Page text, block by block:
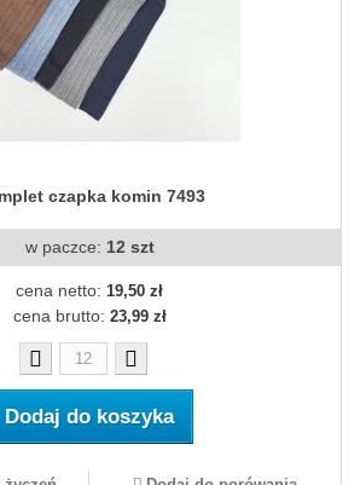
czapka komin 7493
w paczce: 12 szt
cena netto: 19,50 zł
cena brutto: 23,99 zł
Dodaj do koszyka